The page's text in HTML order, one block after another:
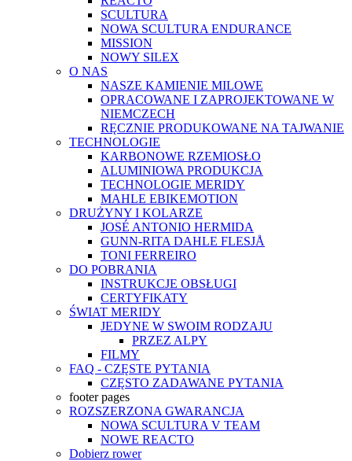
SCULTURA
NOWA SCULTURA ENDURANCE
MISSION
NOWY SILEX
O NAS
NASZE KAMIENIE MILOWE
OPRACOWANE I ZAPROJEKTOWANE W
NIEMCZECH
RĘCZNIE PRODUKOWANE NA TAJWANIE
TECHNOLOGIE
KARBONOWE RZEMIOSŁO
ALUMINIOWA PRODUKCJA
TECHNOLOGIE MERIDY
MAHLE EBIKEMOTION
DRUŻYNY I KOLARZE
JOSÉ ANTONIO HERMIDA
GUNN-RITA DAHLE FLESJÅ
TONI FERREIRO
DO POBRANIA
INSTRUKCJE OBSŁUGI
CERTYFIKATY
ŚWIAT MERIDY
JEDYNE W SWOIM RODZAJU
PRZEZ ALPY
FILMY
FAQ - CZĘSTE PYTANIA
CZĘSTO ZADAWANE PYTANIA
footer pages
ROZSZERZONA GWARANCJA
NOWA SCULTURA V TEAM
NOWE REACTO
Dobierz rower